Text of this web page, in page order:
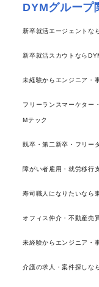
DYMグループ
新卒就活エージェントな
新卒就活スカウトなら
未経験からエンジニア・
フリーランスマーケター
Mテック
既卒・第二新卒・フリー
障がい者雇用・就労移行
寿司職人になりたいなら
オフィス仲介・不動産売
未経験からエンジニア・
介護の求人・案件探しな